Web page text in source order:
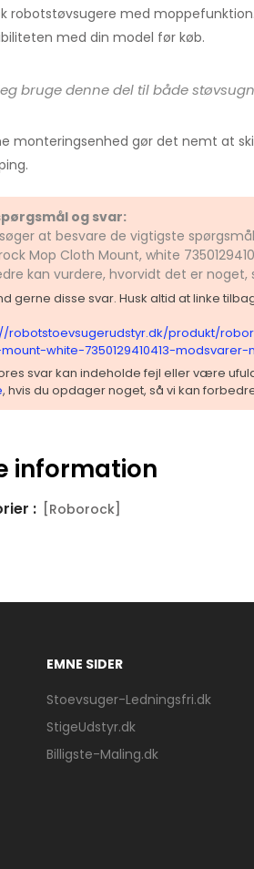
robotstøvsugere med
med din model før køb.
bruge denne del til både
monteringsenhed gør det nemt at
og svar:
at besvare de vigtigste
Mop Cloth Mount, white
kan vurdere, hvorvidt det er noget,
gerne disse svar. Husk altid at linke
robotstoevsugerudstyr.dk/produkt/
white-7350129410413-
svar kan indeholde fejl eller være
, hvis du opdager noget, så vi kan
information
: [Roborock]
EMNE SIDER
Stoevsuger-Ledningsfri.dk
StigeUdstyr.dk
Billigste-Maling.dk